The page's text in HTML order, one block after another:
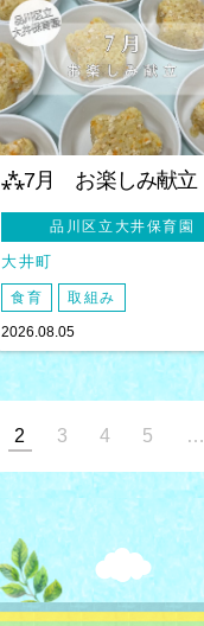
⁂7月 お楽しみ献立
品川区立大井保育園
大井町
食育 取組み
2026.08.05
2 3 4 5 …